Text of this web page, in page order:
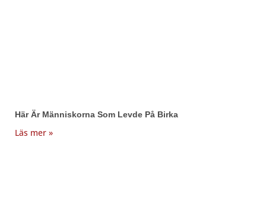
Här Är Människorna Som Levde På Birka
Läs mer »